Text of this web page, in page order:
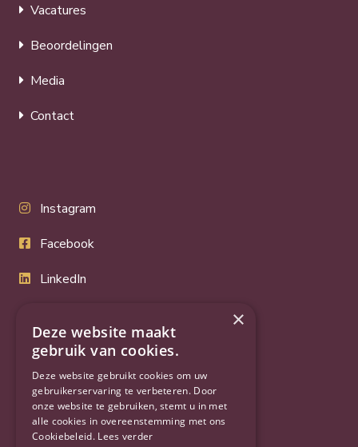
Vacatures
Beoordelingen
Media
Contact
Instagram
Facebook
LinkedIn
YouTube
×
Deze website maakt
gebruik van cookies.
Deze website gebruikt cookies om uw
gebruikerservaring te verbeteren. Door
onze website te gebruiken, stemt u in met
alle cookies in overeenstemming met ons
Cookiebeleid. Lees verder